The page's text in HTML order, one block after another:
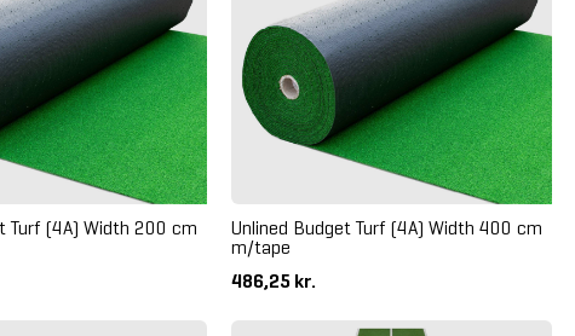
Turf (4A) Width 200 cm
Unlined Budget Turf (4A) Width 400 cm
m/tape
486,25 kr.